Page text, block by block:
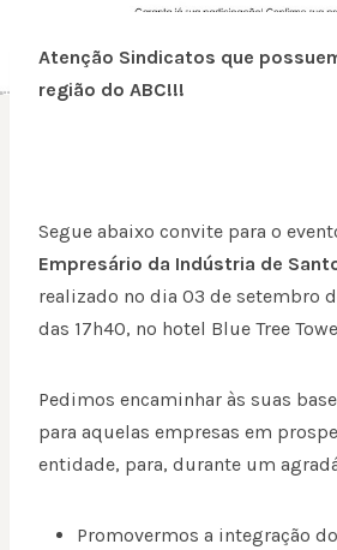
Atenção Sindicatos que
região do ABC!!!
Segue abaixo convite para o
Empresário da Indústria de
realizado no dia 03 de setembro
das 17h40, no hotel Blue Tree
Pedimos encaminhar às suas
para aquelas empresas em
entidade, para, durante um
Promovermos a integração